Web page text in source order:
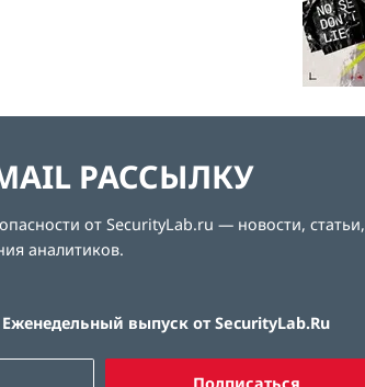
РАССЫЛКУ
от SecurityLab.ru — новости, статьи,
аналитиков.
Еженедельный выпуск от SecurityLab.Ru